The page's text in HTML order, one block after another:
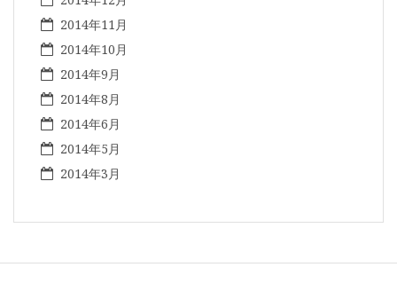
2014年11月
2014年10月
2014年9月
2014年8月
2014年6月
2014年5月
2014年3月